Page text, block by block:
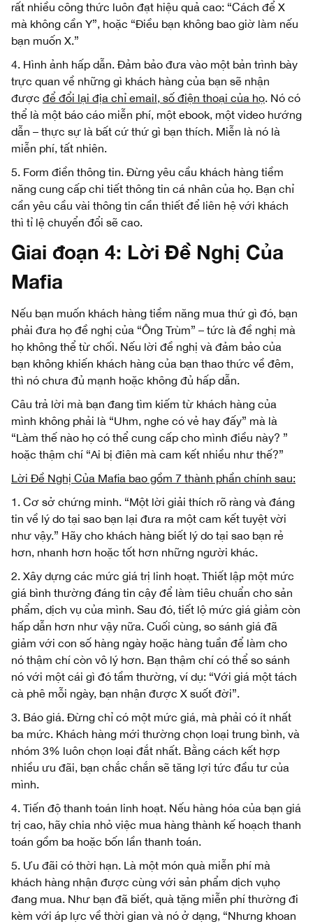
rất nhiều công thức luôn đạt hiệu quả cao: “Cách để X
mà không cần Y”, hoặc “Điều bạn không bao giờ làm nếu
bạn muốn X.”
4. Hình ảnh hấp dẫn. Đảm bảo đưa vào một bản trình bày
trực quan về những gì khách hàng của bạn sẽ nhận
được để đổi lại địa chỉ email, số điện thoại của họ. Nó có
thể là một báo cáo miễn phí, một ebook, một video hướng
dẫn – thực sự là bất cứ thứ gì bạn thích. Miễn là nó là
miễn phí, tất nhiên.
5. Form điền thông tin. Đừng yêu cầu khách hàng tiềm
năng cung cấp chi tiết thông tin cá nhân của họ. Bạn chỉ
cần yêu cầu vài thông tin cần thiết để liên hệ với khách
thì tỉ lệ chuyển đổi sẽ cao.
Giai đoạn 4: Lời Đề Nghị Của
Mafia
Nếu bạn muốn khách hàng tiềm năng mua thứ gì đó, bạn
phải đưa họ đề nghị của “Ông Trùm” – tức là đề nghị mà
họ không thể từ chối. Nếu lời đề nghị và đảm bảo của
bạn không khiến khách hàng của bạn thao thức về đêm,
thì nó chưa đủ mạnh hoặc không đủ hấp dẫn.
Câu trả lời mà bạn đang tìm kiếm từ khách hàng của
mình không phải là “Uhm, nghe có vẻ hay đấy” mà là
“Làm thế nào họ có thể cung cấp cho mình điều này? ”
hoặc thậm chí “Ai bị điên mà cam kết nhiều như thế?”
L ời Đề Nghị Của Mafia bao gồm 7 thành phần chính sau:
1. Cơ sở chứng minh. “Một lời giải thích rõ ràng và đáng
tin về lý do tại sao bạn lại đưa ra một cam kết tuyệt vời
như vậy.” Hãy cho khách hàng biết lý do tại sao bạn rẻ
hơn, nhanh hơn hoặc tốt hơn những người khác.
2. Xây dựng các mức giá trị linh hoạt. Thiết lập một mức
giá bình thường đáng tin cậy để làm tiêu chuẩn cho sản
phẩm, dịch vụ của mình. Sau đó, tiết lộ mức giá giảm còn
hấp dẫn hơn như vậy nữa. Cuối cùng, so sánh giá đã
giảm với con số hàng ngày hoặc hàng tuần để làm cho
nó thậm chí còn vô lý hơn. Bạn thậm chí có thể so sánh
nó với một cái gì đó tầm thường, ví dụ: “Với giá một tách
cà phê mỗi ngày, bạn nhận được X suốt đời”.
3. Báo giá. Đừng chỉ có một mức giá, mà phải có ít nhất
ba mức. Khách hàng mới thường chọn loại trung bình, và
nhóm 3% luôn chọn loại đắt nhất. Bằng cách kết hợp
nhiều ưu đãi, bạn chắc chắn sẽ tăng lợi tức đầu tư của
mình.
4. Tiến độ thanh toán linh hoạt. Nếu hàng hóa của bạn giá
trị cao, hãy chia nhỏ việc mua hàng thành kế hoạch thanh
toán gồm ba hoặc bốn lần thanh toán.
5. Ưu đãi có thời hạn. Là một món quà miễn phí mà
khách hàng nhận được cùng với sản phẩm dịch vụhọ
đang mua. Như bạn đã biết, quà tặng miễn phí thường đi
kèm với áp lực về thời gian và nó ở dạng, “Nhưng khoan